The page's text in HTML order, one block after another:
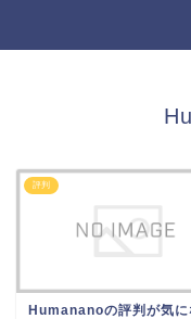
評判
Humananoの評判が気に